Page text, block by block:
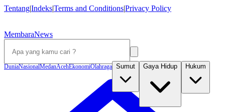
Tentang|Indeks|Terms and Conditions|Privacy Policy
MembaraNews
DuniaNasionalMedanAcehEkonomiOlahraga Sumut Gaya Hidup Hukum